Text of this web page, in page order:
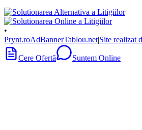
•
Prynt.roAdBannerTablou.net|Site realizat
Cere Ofertă Suntem Online